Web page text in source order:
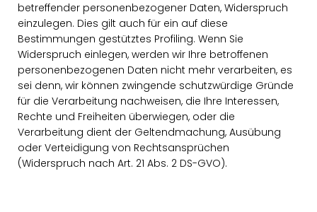
betreffender personenbezogener Daten, Widerspruch
einzulegen. Dies gilt auch für ein auf diese
Bestimmungen gestütztes Profiling. Wenn Sie
Widerspruch einlegen, werden wir Ihre betroffenen
personenbezogenen Daten nicht mehr verarbeiten, es
sei denn, wir können zwingende schutzwürdige Gründe
für die Verarbeitung nachweisen, die Ihre Interessen,
Rechte und Freiheiten überwiegen, oder die
Verarbeitung dient der Geltendmachung, Ausübung
oder Verteidigung von Rechtsansprüchen
(Widerspruch nach Art. 21 Abs. 2 DS-GVO).